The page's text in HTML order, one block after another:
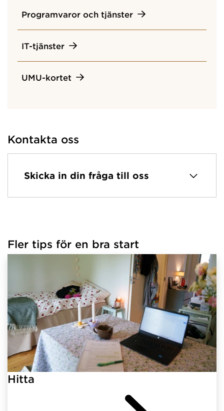
Programvaror och tjänster
IT-tjänster
UMU-kortet
Kontakta oss
Skicka in din fråga till oss
Fler tips för en bra start
Hitta